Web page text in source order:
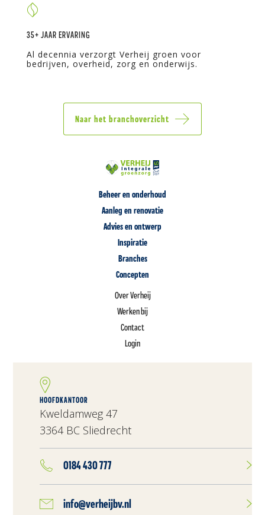
35+ JAAR ERVARING
Al decennia verzorgt Verheij groen voor
bedrijven, overheid, zorg en onderwijs.
Naar het branchoverzicht
Beheer en onderhoud
Aanleg en renovatie
Advies en ontwerp
Inspiratie
Branches
Concepten
Over Verheij
Werken bij
Contact
Login
HOOFDKANTOOR
Kweldamweg 47
3364 BC Sliedrecht
0184 430 777
info@verheijbv.nl